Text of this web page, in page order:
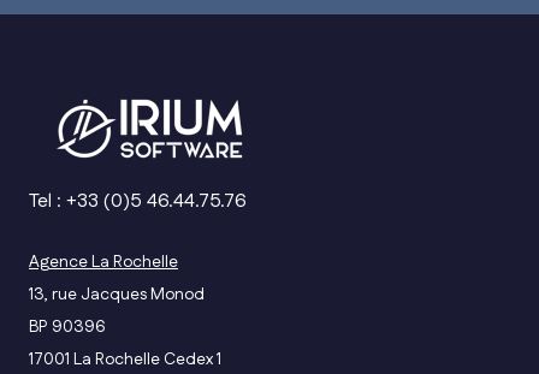
Tel : +33 (0)5 46.44.75.76
Agence La Rochelle
13, rue Jacques Monod
BP 90396
17001 La Rochelle Cedex 1